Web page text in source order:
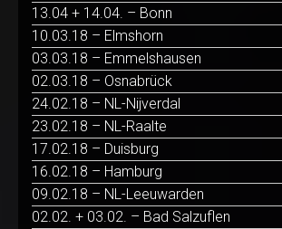
13.04 + 14.04. – Bonn
10.03.18 – Elmshorn
03.03.18 – Emmelshausen
02.03.18 – Osnabrück
24.02.18 – NL-Nijverdal
23.02.18 – NL-Raalte
17.02.18 – Duisburg
16.02.18 – Hamburg
09.02.18 – NL-Leeuwarden
02.02. + 03.02. – Bad Salzuflen